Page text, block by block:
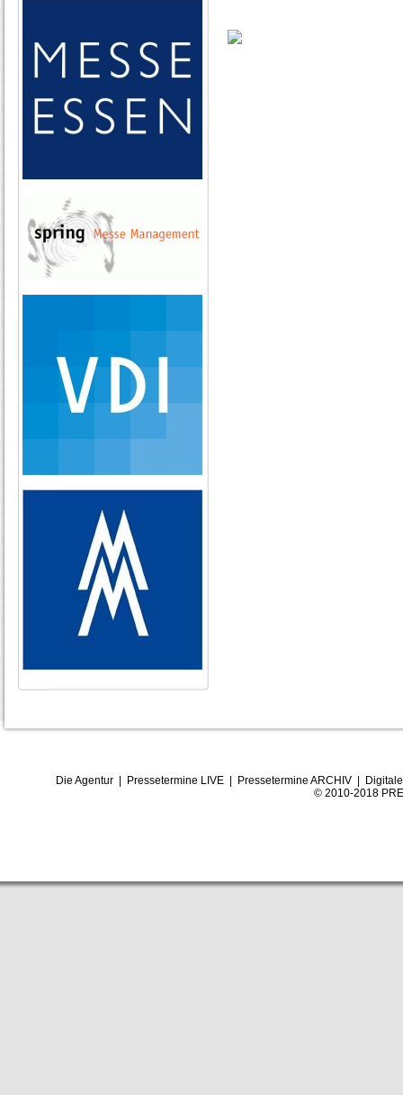
Die Agentur| Pressetermine LIVE| Pressetermine ARCHIV|
© 2010-2018